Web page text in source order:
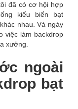
đã có cơ hội hợp
kiểu biển bạt
nhau. Và ngày
việc làm backdrop
xưởng.
ngoài
bạt